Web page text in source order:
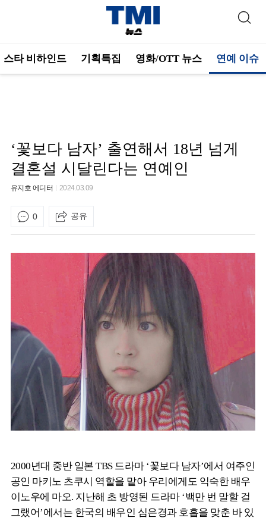
스타 비하인드 기획특집 영화/OTT 뉴스 연예 이슈
‘꽃보다 남자’ 출연해서 18년 넘게
결혼설 시달린다는 연예인
유지호 에디터 2024.03.09
0 공유
2000년대 중반 일본 TBS 드라마 ‘꽃보다 남자’에서 여주인
공인 마키노 츠쿠시 역할을 맡아 우리에게도 익숙한 배우
이노우에 마오. 지난해 초 방영된 드라마 ‘백만 번 말할 걸
그랬어’에서는 한국의 배우인 심은경과 호흡을 맞춘 바 있